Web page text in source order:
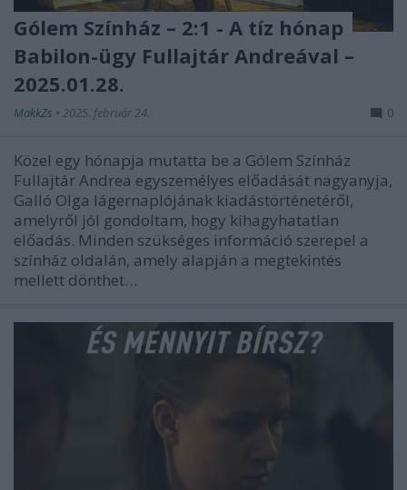
Gólem Színház – 2:1 - A tíz hónap
Babilon-ügy Fullajtár Andreával –
2025.01.28.
MakkZs • 2025. február 24. 0
Közel egy hónapja mutatta be a Gólem Színház
Fullajtár Andrea egyszemélyes előadását nagyanyja,
Galló Olga lágernaplójának kiadástörténetéről,
amelyről jól gondoltam, hogy kihagyhatatlan
előadás. Minden szükséges információ szerepel a
színház oldalán, amely alapján a megtekintés
mellett dönthet…